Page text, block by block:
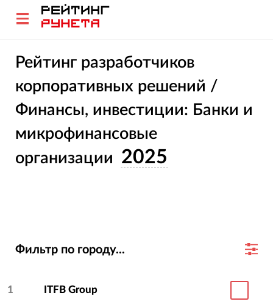
Рейтинг разработчиков
корпоративных решений /
Финансы, инвестиции: Банки и
микрофинансовые
организации 2025
Фильтр по городу...
1 ITFB Group